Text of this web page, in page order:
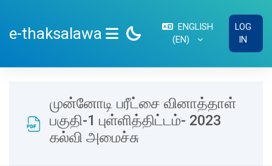
e-thaksalawa
ENGLISH
‎(EN)‎
LOG
IN
முன்னோடி பரீட்சை வினாத்தாள்
பகுதி-1 புள்ளித்திட்டம்- 2023
கல்வி அமைச்சு